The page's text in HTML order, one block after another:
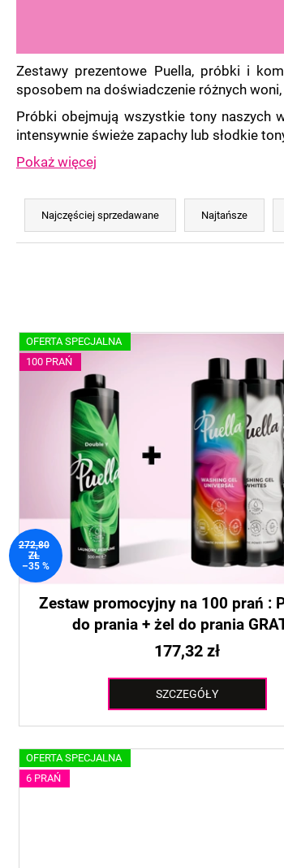
Zestawy prezentowe Puella, próbki i
sposobem na doświadczenie różnych
Próbki obejmują wszystkie tony naszych
intensywnie świeże zapachy lub słodkie
Pokaż więcej
S
r
n
i
k
t
ó
w
Najczęściej sprzedawane Najtańsze
L
i
s
u
k
t
ó
OFERTA SPECJALNA
100 PRAŃ
272,80
ZŁ
–35 %
Zestaw promocyjny na 100 prań :
do prania + żel do prania
177,32 zł
SZCZEGÓŁY
OFERTA SPECJALNA
6 PRAŃ